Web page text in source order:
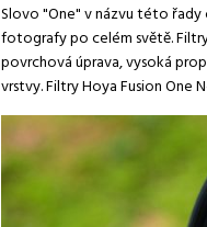
Slovo "One" v názvu této
fotografy po celém světě.
povrchová úprava, vysoká
vrstvy. Filtry Hoya Fusion